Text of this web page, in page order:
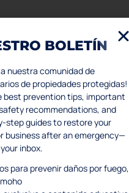
Daños por Agua
Daños de Fuego y Humo
& Disaster Response Process
de Olores
del Crimen y Trauma
BOLETÍN
a nuestra comunidad de
de propiedades protegidas!
best prevention tips, important
recommendations, and
step guides to restore your
business after an emergency—
inbox.
para prevenir daños por fuego,